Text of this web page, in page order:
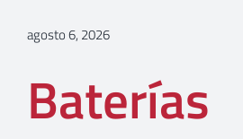
agosto 6, 2026
Baterías